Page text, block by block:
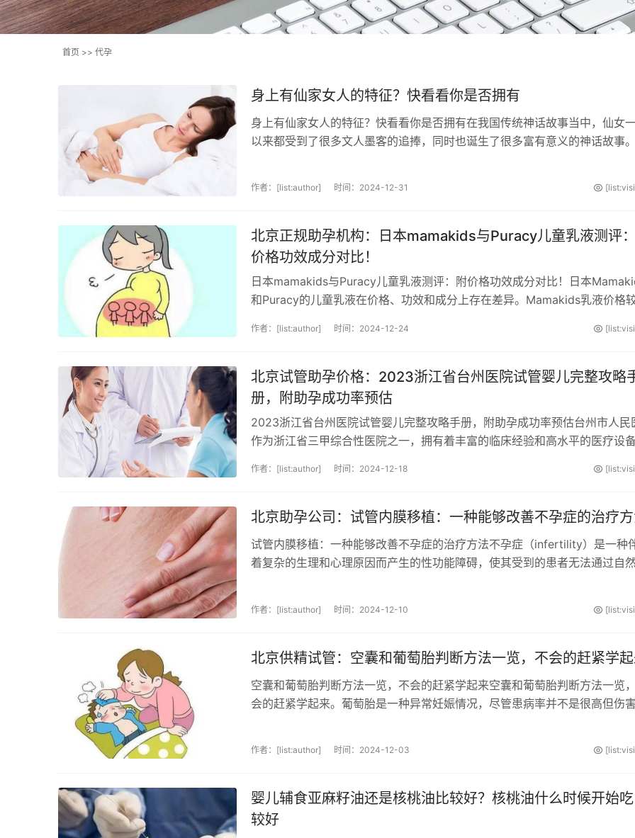
首页 >> 代孕
身上有仙家女人的特征？快看看你是否拥有
身上有仙家女人的特征？快看看你是否拥有在我国传统神话故事当中，仙女
以来都受到了很多文人墨客的追捧，同时也诞生了很多富有意义的神话故事
作者：[list:author] 时间：2024-12-31
北京正规助孕机构：日本mamakids与Puracy儿童乳液测评
价格功效成分对比！
日本mamakids与Puracy儿童乳液测评：附价格功效成分对比！日本
和Puracy的儿童乳液在价格、功效和成分上存在差异。Mamakids乳液价格
作者：[list:author] 时间：2024-12-24
北京试管助孕价格：2023浙江省台州医院试管婴儿完整攻略
册，附助孕成功率预估
2023浙江省台州医院试管婴儿完整攻略手册，附助孕成功率预估台州市人民
作为浙江省三甲综合性医院之一，拥有着丰富的临床经验和高水平的医疗设
作者：[list:author] 时间：2024-12-18
北京助孕公司：试管内膜移植：一种能够改善不孕症的治疗
试管内膜移植：一种能够改善不孕症的治疗方法不孕症（infertility）是一种
着复杂的生理和心理原因而产生的性功能障碍，使其受到的患者无法通过自
作者：[list:author] 时间：2024-12-10
北京供精试管：空囊和葡萄胎判断方法一览，不会的赶紧学
空囊和葡萄胎判断方法一览，不会的赶紧学起来空囊和葡萄胎判断方法一览
会的赶紧学起来。葡萄胎是一种异常妊娠情况，尽管患病率并不是很高但伤
作者：[list:author] 时间：2024-12-03
婴儿辅食亚麻籽油还是核桃油比较好？核桃油什么时候开始
较好